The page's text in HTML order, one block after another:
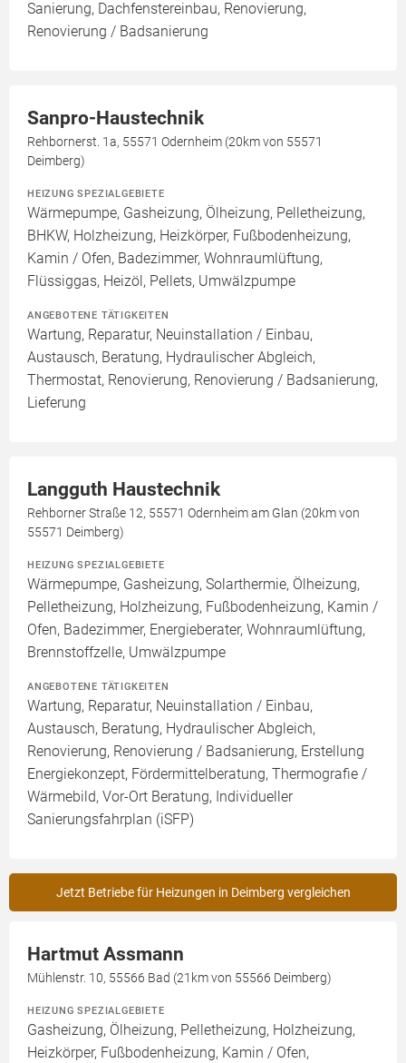
Sanierung, Dachfenstereinbau, Renovierung,
Renovierung / Badsanierung
Sanpro-Haustechnik
Rehbornerst. 1a, 55571 Odernheim (20km von 55571
Deimberg)
HEIZUNG SPEZIALGEBIETE
Wärmepumpe, Gasheizung, Ölheizung, Pelletheizung,
BHKW, Holzheizung, Heizkörper, Fußbodenheizung,
Kamin / Ofen, Badezimmer, Wohnraumlüftung,
Flüssiggas, Heizöl, Pellets, Umwälzpumpe
ANGEBOTENE TÄTIGKEITEN
Wartung, Reparatur, Neuinstallation / Einbau,
Austausch, Beratung, Hydraulischer Abgleich,
Thermostat, Renovierung, Renovierung / Badsanierung,
Lieferung
Langguth Haustechnik
Rehborner Straße 12, 55571 Odernheim am Glan (20km von
55571 Deimberg)
HEIZUNG SPEZIALGEBIETE
Wärmepumpe, Gasheizung, Solarthermie, Ölheizung,
Pelletheizung, Holzheizung, Fußbodenheizung, Kamin /
Ofen, Badezimmer, Energieberater, Wohnraumlüftung,
Brennstoffzelle, Umwälzpumpe
ANGEBOTENE TÄTIGKEITEN
Wartung, Reparatur, Neuinstallation / Einbau,
Austausch, Beratung, Hydraulischer Abgleich,
Renovierung, Renovierung / Badsanierung, Erstellung
Energiekonzept, Fördermittelberatung, Thermografie /
Wärmebild, Vor-Ort Beratung, Individueller
Sanierungsfahrplan (iSFP)
Jetzt Betriebe für Heizungen in Deimberg vergleichen
Hartmut Assmann
Mühlenstr. 10, 55566 Bad (21km von 55566 Deimberg)
HEIZUNG SPEZIALGEBIETE
Gasheizung, Ölheizung, Pelletheizung, Holzheizung,
Heizkörper, Fußbodenheizung, Kamin / Ofen,